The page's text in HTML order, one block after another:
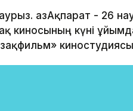
ҚазАқпарат - 26
киносының күні